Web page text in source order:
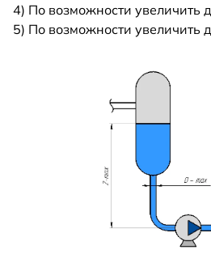
4) По возможности увеличить
5) По возможности увеличить